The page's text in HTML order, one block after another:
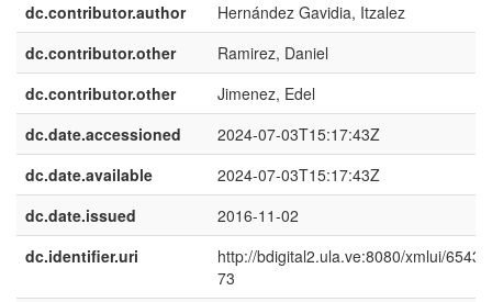
dc.contributor.author
Hernández Gavidia, Itzalez
dc.contributor.other
Ramirez, Daniel
dc.contributor.other
Jimenez, Edel
dc.date.accessioned
2024-07-03T15:17:43Z
dc.date.available
2024-07-03T15:17:43Z
dc.date.issued
2016-11-02
dc.identifier.uri
http://bdigital2.ula.ve:8080/xmlui/
73